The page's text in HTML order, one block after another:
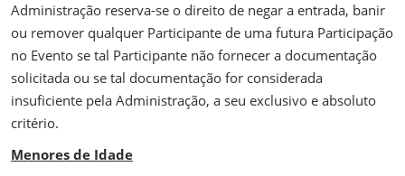
Administração reserva-se o direito de negar a entrada, banir
ou remover qualquer Participante de uma futura Participação
no Evento se tal Participante não fornecer a documentação
solicitada ou se tal documentação for considerada
insuficiente pela Administração, a seu exclusivo e absoluto
critério.
Menores de Idade